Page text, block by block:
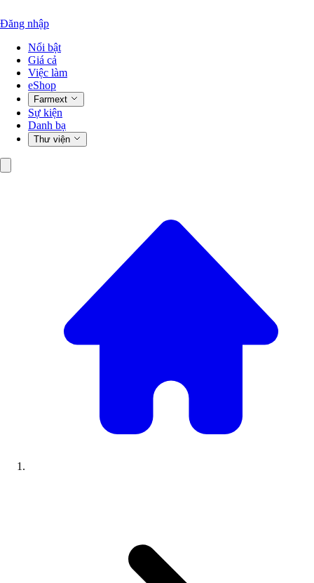
Đăng nhập
Nổi bật
Giá cả
Việc làm
eShop
Farmext
Sự kiện
Danh bạ
Thư viện